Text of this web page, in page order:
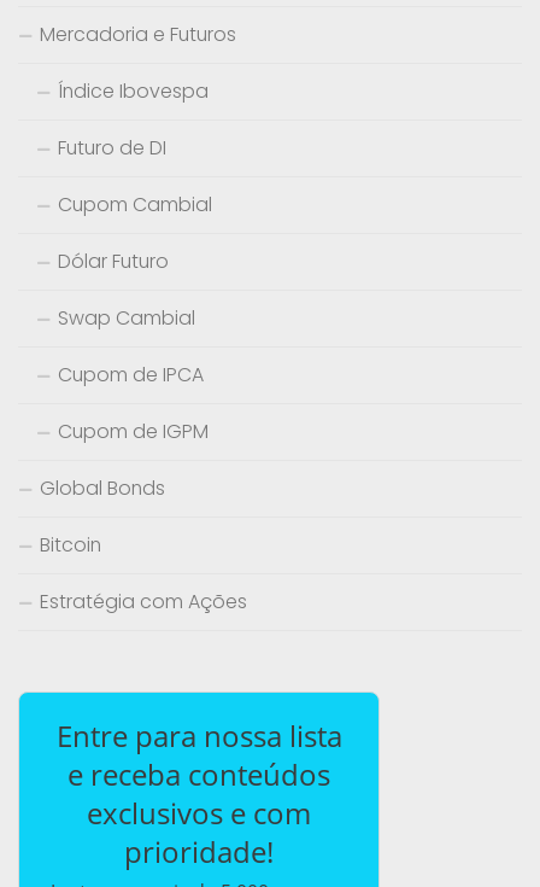
Mercadoria e Futuros
Índice Ibovespa
Futuro de DI
Cupom Cambial
Dólar Futuro
Swap Cambial
Cupom de IPCA
Cupom de IGPM
Global Bonds
Bitcoin
Estratégia com Ações
Entre para nossa lista
e receba conteúdos
exclusivos e com
prioridade!